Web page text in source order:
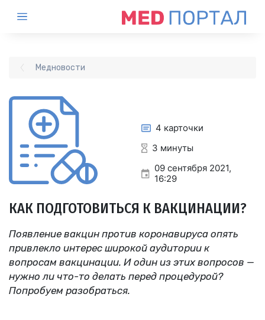
Медновости
4 карточки
3 минуты
09 сентября 2021,
16:29
КАК ПОДГОТОВИТЬСЯ К ВАКЦИНАЦИИ?
Появление вакцин против коронавируса опять
привлекло интерес широкой аудитории к
вопросам вакцинации. И один из этих вопросов —
нужно ли что-то делать перед процедурой?
Попробуем разобраться.